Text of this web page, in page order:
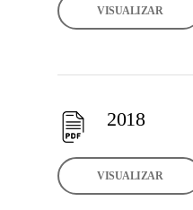
VISUALIZAR
2018
VISUALIZAR